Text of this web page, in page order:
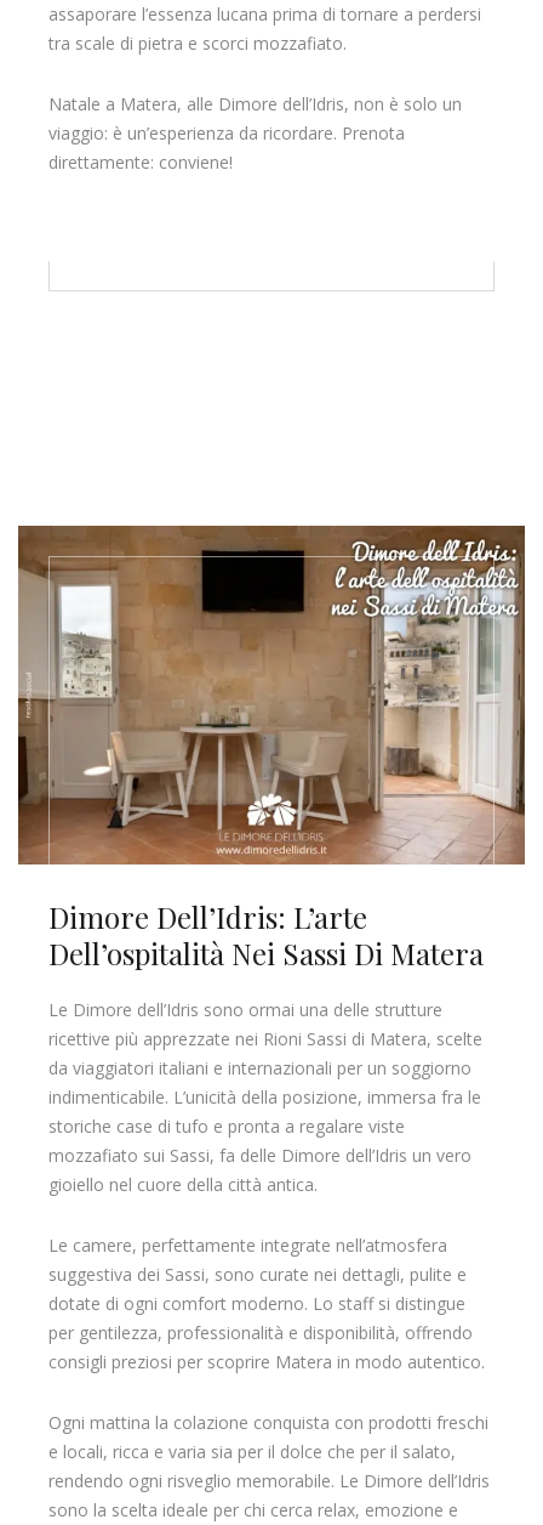
assaporare l’essenza lucana prima di tornare a perdersi
tra scale di pietra e scorci mozzafiato.
Natale a Matera, alle Dimore dell’Idris, non è solo un
viaggio: è un’esperienza da ricordare. Prenota
direttamente: conviene!
Dimore Dell’Idris: L’arte
Dell’ospitalità Nei Sassi Di Matera
Le Dimore dell’Idris sono ormai una delle strutture
ricettive più apprezzate nei Rioni Sassi di Matera, scelte
da viaggiatori italiani e internazionali per un soggiorno
indimenticabile. L’unicità della posizione, immersa fra le
storiche case di tufo e pronta a regalare viste
mozzafiato sui Sassi, fa delle Dimore dell’Idris un vero
gioiello nel cuore della città antica.
Le camere, perfettamente integrate nell’atmosfera
suggestiva dei Sassi, sono curate nei dettagli, pulite e
dotate di ogni comfort moderno. Lo staff si distingue
per gentilezza, professionalità e disponibilità, offrendo
consigli preziosi per scoprire Matera in modo autentico.
Ogni mattina la colazione conquista con prodotti freschi
e locali, ricca e varia sia per il dolce che per il salato,
rendendo ogni risveglio memorabile. Le Dimore dell’Idris
sono la scelta ideale per chi cerca relax, emozione e